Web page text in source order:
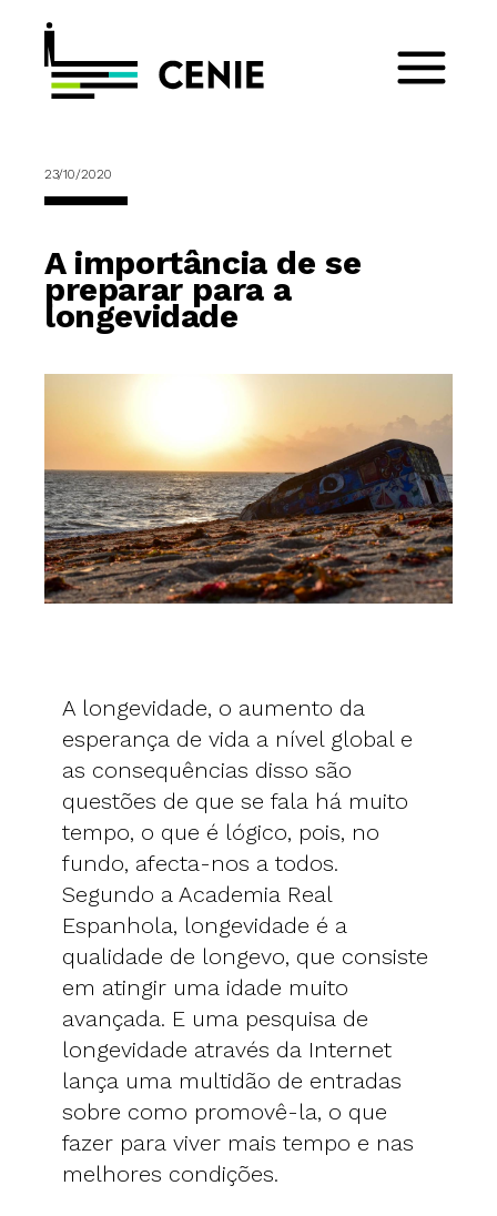
23/10/2020
A importância de se
preparar para a
longevidade
A longevidade, o aumento da
esperança de vida a nível global e
as consequências disso são
questões de que se fala há muito
tempo, o que é lógico, pois, no
fundo, afecta-nos a todos.
Segundo a Academia Real
Espanhola, longevidade é a
qualidade de longevo, que consiste
em atingir uma idade muito
avançada. E uma pesquisa de
longevidade através da Internet
lança uma multidão de entradas
sobre como promovê-la, o que
fazer para viver mais tempo e nas
melhores condições.